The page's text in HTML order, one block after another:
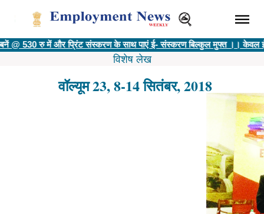
रु में और प्रिंट संस्करण के साथ पाएं ई- संस्करण बिल्कुल मुफ्त ।। केवल ई-
विशेष लेख
वॉल्यूम 23, 8-14 सितंबर, 2018